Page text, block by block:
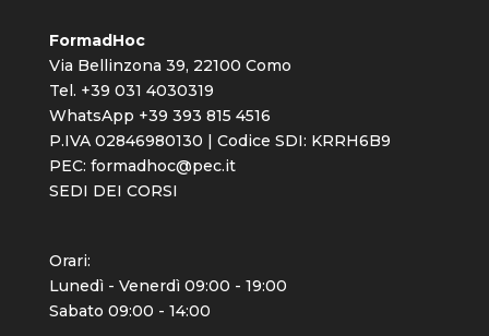
FormadHoc
Via Bellinzona 39, 22100 Como
Tel. +39 031 4030319
WhatsApp +39 393 815 4516
P.IVA 02846980130 | Codice SDI: KRRH6B9
PEC: formadhoc@pec.it
SEDI DEI CORSI
Orari:
Lunedì - Venerdì 09:00 - 19:00
Sabato 09:00 - 14:00